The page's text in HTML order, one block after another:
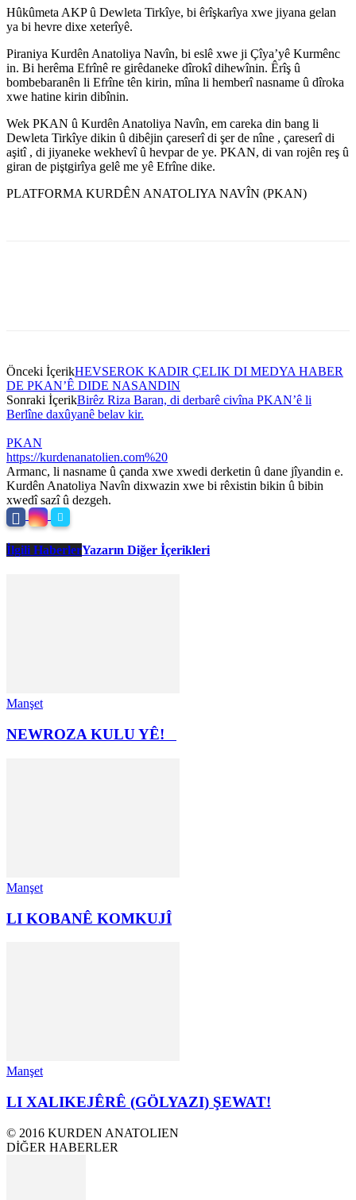
Hûkûmeta AKP û Dewleta Tirkîye, bi êrîşkarîya xwe jiyana gelan
ya bi hevre dixe xeterîyê.
Piraniya Kurdên Anatoliya Navîn, bi eslê xwe ji Çîya’yê Kurmênc
in. Bi herêma Efrînê re girêdaneke dîrokî dihewînin. Êrîş û
bombebaranên li Efrîne tên kirin, mîna li hemberî nasname û dîroka
xwe hatine kirin dibînin.
Wek PKAN û Kurdên Anatoliya Navîn, em careka din bang li
Dewleta Tirkîye dikin û dibêjin çareserî di şer de nîne , çareserî di
aşitî , di jiyaneke wekhevî û hevpar de ye. PKAN, di van rojên reş û
giran de piştgirîya gelê me yê Efrîne dike.
PLATFORMA KURDÊN ANATOLIYA NAVÎN (PKAN)
Önceki İçerikHEVSEROK KADIR ÇELIK DI MEDYA HABER
DE PKAN’Ê DIDE NASANDIN
Sonraki İçerikBirêz Riza Baran, di derbarê civîna PKAN’ê li
Berlîne daxûyanê belav kir.
PKAN
https://kurdenanatolien.com%20
Armanc, li nasname û çanda xwe xwedi derketin û dane jîyandin e.
Kurdên Anatoliya Navîn dixwazin xwe bi rêxistin bikin û bibin
xwedî sazî û dezgeh.
İlgili HaberlerYazarın Diğer İçerikleri
Manşet
NEWROZA KULU YÊ!
Manşet
LI KOBANÊ KOMKUJÎ
Manşet
LI XALIKEJÊRÊ (GÖLYAZI) ŞEWAT!
© 2016 KURDEN ANATOLIEN
DİĞER HABERLER